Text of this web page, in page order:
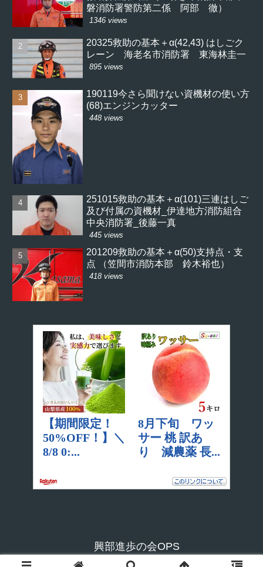
磐消防署警防第二係 阿部 徹）
1346 views
20325救助の基本＋α(42,43) はしごク
レーン 海老名市消防署 東海林圭一
895 views
190119今さら聞けない資機材の使い方
(68)エンジンカッター
448 views
251015救助の基本＋α(101)三連はしご
及び付属の資機材_伊達地方消防組合
中央消防署_後藤一真
445 views
201209救助の基本＋α(50)支持点・支
点 （笠間市消防本部 鈴木裕也）
418 views
興部進歩の会OPS
© 2006 興部進歩の会OPS.